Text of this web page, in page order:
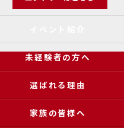
未経験者の方へ
選ばれる理由
家族の皆様へ